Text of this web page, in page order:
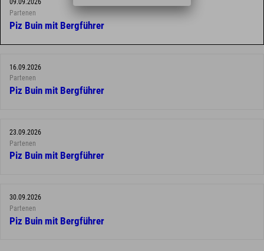
09.09.2026
Partenen
Piz Buin mit Bergführer
16.09.2026
Partenen
Piz Buin mit Bergführer
23.09.2026
Partenen
Piz Buin mit Bergführer
30.09.2026
Partenen
Piz Buin mit Bergführer